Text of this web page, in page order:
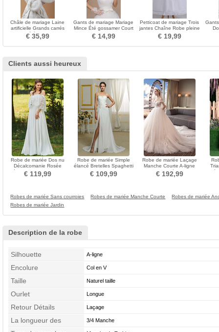
Châle de mariage Laine
artificielle Grands carrés
Cérémonial
€ 35,99
Gants de mariage Mariage
Mince Été gossamer Court
Doigt entier
€ 14,99
Petticoat de mariage Trois
jantes Chaîne Robe pleine
Nouveau style
€ 19,99
Clients aussi heureux
Robe de mariée Dos nu
Décalcomanie Rosée
épaule a ligne Petites
Tailles
€ 119,99
Robe de mariée Simple
élancé Bretelles Spaghetti
Jardin Naturel taille
€ 109,99
Robe de mariée Laçage
Manche Courte A-ligne
Naturel taille Décalcomanie
€ 192,99
Robes de mariée Sans courroies Robes de mariée Manche Courte
Robes de mariée
Robes de mariée Jardin
Description de la robe
Silhouette A-ligne
Encolure Col en V
Taille Naturel taille
Ourlet Longue
Retour Détails Laçage
La longueur des
3/4 Manche